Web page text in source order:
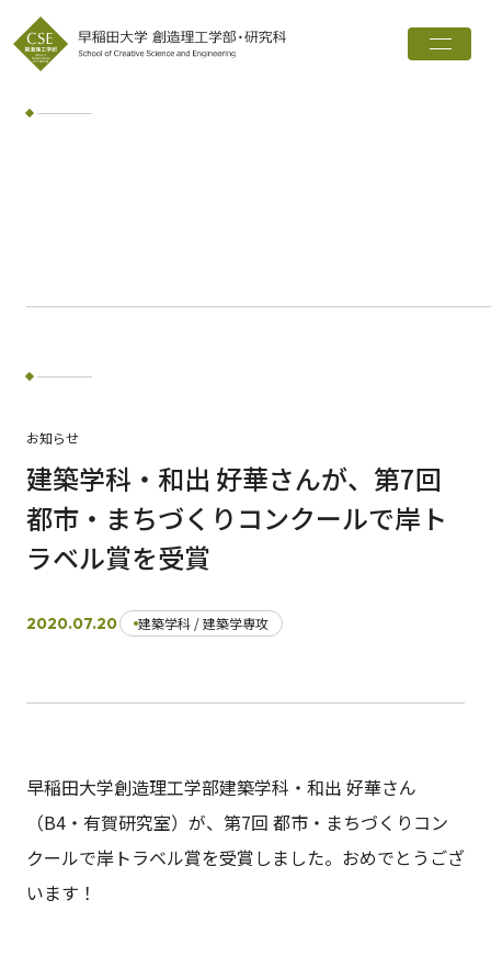
トップ
創造理工学部とは
ワード検索
検索
早稲田大学 早稲田大学 理工学術院
日本語
お知らせ
建築学科・和出 好華さんが、第7回
都市・まちづくりコンクールで岸ト
ラベル賞を受賞
2020.07.20 建築学科 / 建築学専攻
早稲田大学創造理工学部建築学科・和出 好華さん
（B4・有賀研究室）が、第7回 都市・まちづくりコン
クールで岸トラベル賞を受賞しました。おめでとうござ
います！